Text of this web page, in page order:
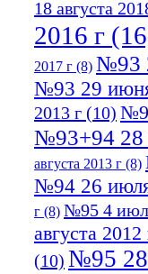
18 августа
2016 г
2017 г (8) №93
№93 29
2013 г (10)
№93+94 28
августа 2013 г (8)
№94 26
г (8) №95 4
августа 2012
(10) №95 28